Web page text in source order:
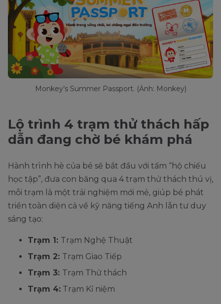
Monkey’s Summer Passport. (Ảnh: Monkey)
Lộ trình 4 trạm thử thách hấp
dẫn đang chờ bé khám phá
Hành trình hè của bé sẽ bắt đầu với tấm “hộ chiếu
học tập”, đưa con băng qua 4 trạm thử thách thú vị,
mỗi trạm là một trải nghiệm mới mẻ, giúp bé phát
triển toàn diện cả về kỹ năng tiếng Anh lẫn tư duy
sáng tạo:
Trạm 1: Trạm Nghệ Thuật
Trạm 2: Trạm Giao Tiếp
Trạm 3: Trạm Thử thách
Trạm 4: Trạm Kỉ niệm